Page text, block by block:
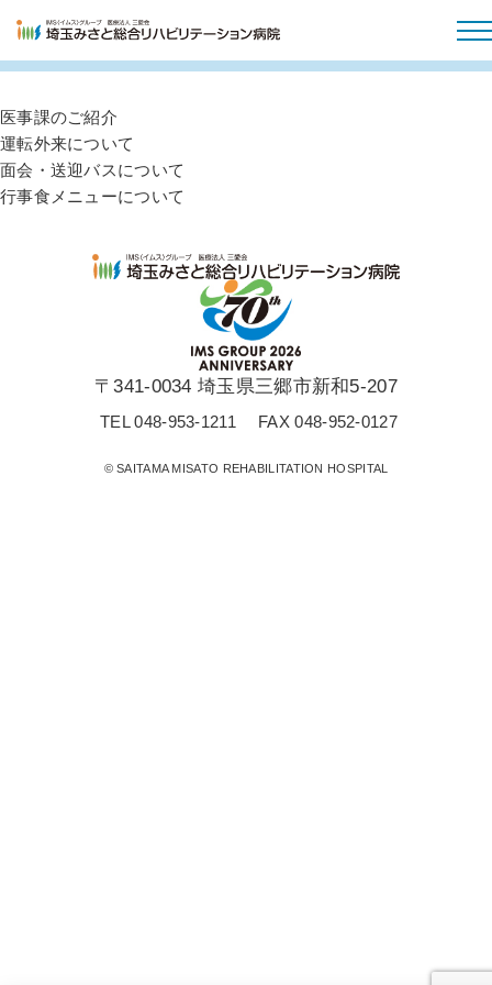
外来受診
入院・面会
特長と取り組み
PASSO Vol.25
医事課のご紹介
運転外来について
面会・送迎バスについて
行事食メニューについて
〒341-0034 埼玉県三郷市新和5-207
TEL 048-953-1211 FAX 048-952-0127
© SAITAMA MISATO REHABILITATION HOSPITAL